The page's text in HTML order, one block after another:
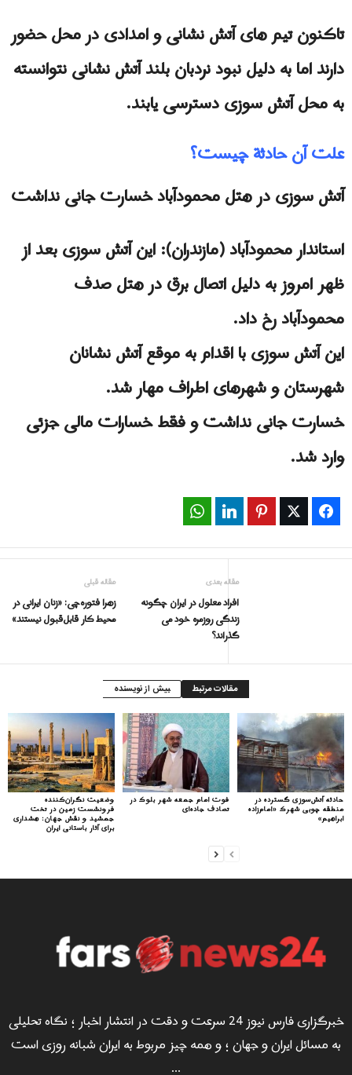
تاکنون تیم های آتش نشانی و امدادی در محل حضور
دارند اما به دلیل نبود نردبان بلند آتش نشانی نتوانسته
به محل آتش سوزی دسترسی یابند.
علت آن حادثة چیست؟
آتش سوزی در هتل محمودآباد خسارت جانی نداشت
استاندار محمودآباد (مازندران): این آتش سوزی بعد از
ظهر امروز به دلیل اتصال برق در هتل صدف
محمودآباد رخ داد.
این آتش سوزی با اقدام به موقع آتش نشانان
شهرستان و شهرهای اطراف مهار شد.
خسارت جانی نداشت و فقط خسارات مالی جزئی
وارد شد.
Facebook
Twitter
Pinterest
LinkedIn
مقاله قبلی
زهرا فتوره‌چی: «زنان ایرانی در
محیط کار قابل‌قبول نیستند»
مقاله بعدی
افراد معلول در ایران چگونه
زندگی روزمره خود می‌‌
گذراند؟
مقالات مرتبط بیش از نویسنده
وضعیت نگران‌کننده
فرونشست زمین در تخت
جمشید و نقش جهان: هشداری
برای آثار باستانی ایران
فوت امام جمعه شهر بلوک در
تصادف جاده‌ای
حادثه آتش‌سوزی گسترده در
منطقه چوبی شهرک «امام‌زاده
ابراهیم»
خبرگزاری فارس نیوز 24 سرعت و دقت در انتشار اخبار ؛ نگاه تحلیلی
به مسائل ایران و جهان ؛ و همه چیز مربوط به ایران شبانه روزی است
...